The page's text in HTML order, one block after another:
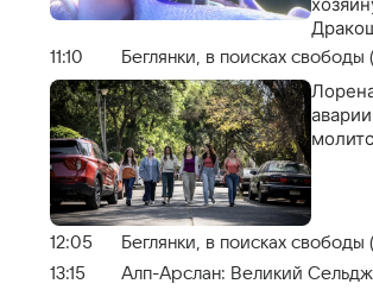
11:10 Беглянки, в поисках свободы
12:05
Беглянки, в поисках
13:15
Алп-Арслан: Великий